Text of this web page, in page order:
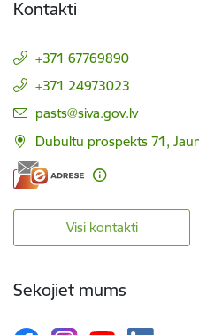
Kontakti
+371 67769890
+371 24973023
E-pasts:
pasts@siva.gov.lv
Dubultu prospekts 71,
Visi kontakti
Sekojiet mums